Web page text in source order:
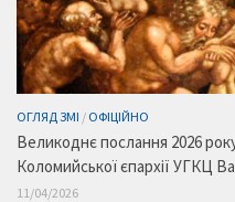
ОГЛЯД ЗМІ / ОФІЦІЙНО
Великоднє послання 2026
Коломийської єпархії УГКЦ
11/04/2026